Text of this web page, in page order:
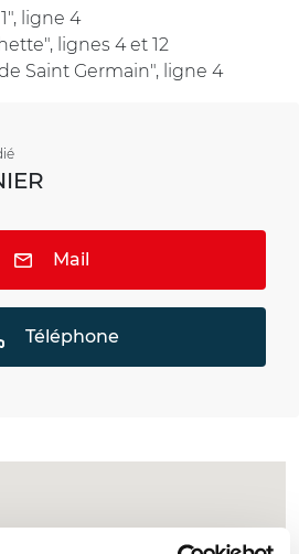
ligne 4
lignes 4 et 12
Saint Germain", ligne 4
Mail
Téléphone